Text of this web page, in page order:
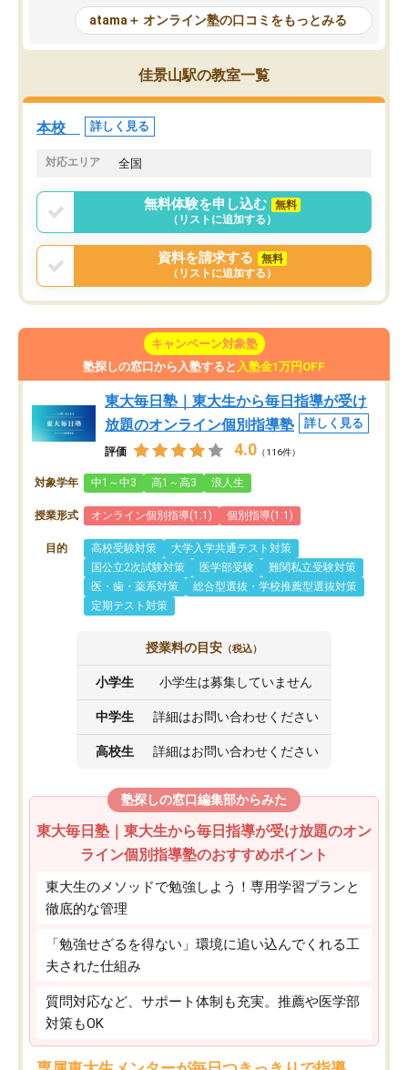
が、自分で自分の管理ができない人に
とっては難しい部分もあるのではない
かと思った。
元数が可視化されるので
しながら意欲的に取り組
常に効果を実感している
すめできる塾です。
atama＋ オンライン塾の口コミをもっとみる
佳景山駅の教室一覧
本校 詳しく見る
対応エリア 全国
無料体験を申し込む
無料
（リストに追加する）
資料を請求する
無料
（リストに追加する）
キャンペーン対象塾
塾探しの窓口から入塾すると 入塾金1万円OFF
東大毎日塾｜東大生から毎日指導が受け
放題のオンライン個別指導塾
詳しく見る
評価 4.0 （116件）
対象学年 中1～中3 高1～高3 浪人生
授業形式 オンライン個別指導(1:1) 個別指導(1:1)
目的 高校受験対策
大学入学共通テスト対策
国公立2次試験対策
医学部受験
難関私立受験対策
医・歯・薬系対策
総合型選抜・学校推薦型選抜対策
定期テスト対策
授業料の目安 （税込）
小学生 小学生は募集していません
中学生 詳細はお問い合わせください
高校生 詳細はお問い合わせください
塾探しの窓口編集部からみた
東大毎日塾｜東大生から毎日指導が受け放題のオン
ライン個別指導塾のおすすめポイント
東大生のメソッドで勉強しよう！専用学習プランと
徹底的な管理
「勉強せざるを得ない」環境に追い込んでくれる工
夫された仕組み
質問対応など、サポート体制も充実。推薦や医学部
対策もOK